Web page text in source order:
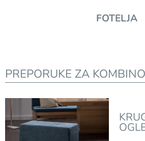
FOTELJA
PREPORUKE ZA